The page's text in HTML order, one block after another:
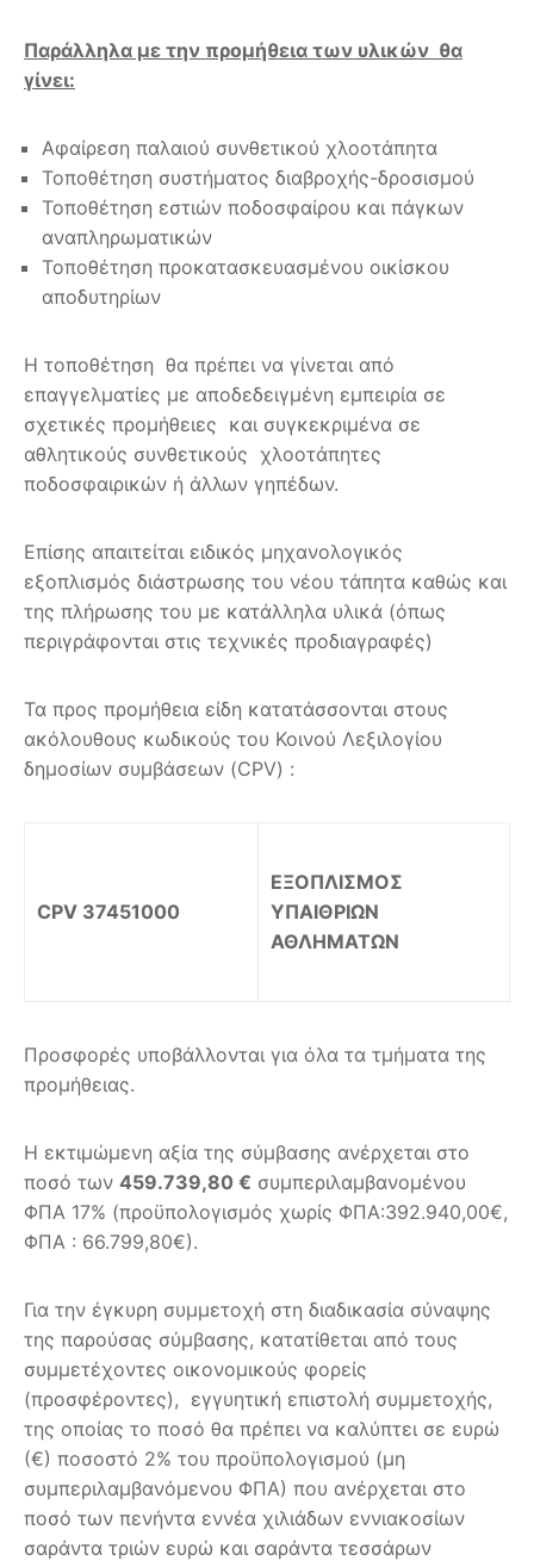
Παράλληλα με την προμήθεια των υλικών θα
γίνει:
Αφαίρεση παλαιού συνθετικού χλοοτάπητα
Τοποθέτηση συστήματος διαβροχής-δροσισμού
Τοποθέτηση εστιών ποδοσφαίρου και πάγκων
αναπληρωματικών
Τοποθέτηση προκατασκευασμένου οικίσκου
αποδυτηρίων
Η τοποθέτηση θα πρέπει να γίνεται από
επαγγελματίες με αποδεδειγμένη εμπειρία σε
σχετικές προμήθειες και συγκεκριμένα σε
αθλητικούς συνθετικούς χλοοτάπητες
ποδοσφαιρικών ή άλλων γηπέδων.
Επίσης απαιτείται ειδικός μηχανολογικός
εξοπλισμός διάστρωσης του νέου τάπητα καθώς και
της πλήρωσης του με κατάλληλα υλικά (όπως
περιγράφονται στις τεχνικές προδιαγραφές)
Τα προς προμήθεια είδη κατατάσσονται στους
ακόλουθους κωδικούς του Κοινού Λεξιλογίου
δημοσίων συμβάσεων (CPV) :
CPV 37451000
ΕΞΟΠΛΙΣΜΟΣ
ΥΠΑΙΘΡΙΩΝ
ΑΘΛΗΜΑΤΩΝ
Προσφορές υποβάλλονται για όλα τα τμήματα της
προμήθειας.
Η εκτιμώμενη αξία της σύμβασης ανέρχεται στο
ποσό των 459.739,80 € συμπεριλαμβανομένου
ΦΠΑ 17% (προϋπολογισμός χωρίς ΦΠΑ:392.940,00€,
ΦΠΑ : 66.799,80€).
Για την έγκυρη συμμετοχή στη διαδικασία σύναψης
της παρούσας σύμβασης, κατατίθεται από τους
συμμετέχοντες οικονομικούς φορείς
(προσφέροντες), εγγυητική επιστολή συμμετοχής,
της οποίας το ποσό θα πρέπει να καλύπτει σε ευρώ
(€) ποσοστό 2% του προϋπολογισμού (μη
συμπεριλαμβανόμενου ΦΠΑ) που ανέρχεται στο
ποσό των πενήντα εννέα χιλιάδων εννιακοσίων
σαράντα τριών ευρώ και σαράντα τεσσάρων